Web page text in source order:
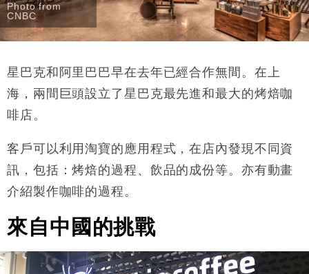
Photo from
CNBC
星巴克和阿里巴巴早在去年已經合作無間。在上
海，兩間巨頭設立了星巴克最先進和最大的烤焙咖
啡店。
客戶可以利用淘寶的應用程式，在店內發現不同資
訊，包括：烤焙的過程、飲品的成份等。亦有動畫
介紹製作咖啡的過程。
來自中國的挑戰